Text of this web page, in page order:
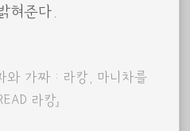
혀준다.
와 가짜 : 라캉, 마니차를
라캉』